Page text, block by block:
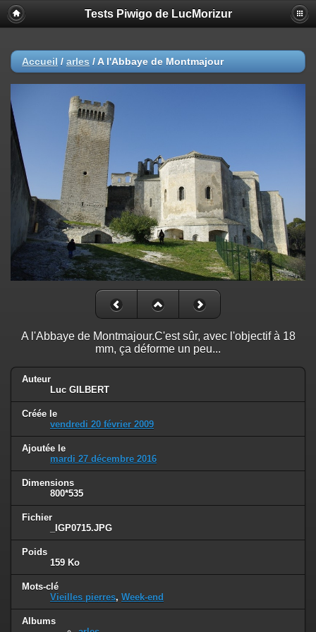
Tests Piwigo de LucMorizur
Accueil / arles / A l'Abbaye de Montmajour
A l'Abbaye de Montmajour.C'est sûr, avec l'objectif à 18
mm, ça déforme un peu...
Auteur
Luc GILBERT
Créée le
vendredi 20 février 2009
Ajoutée le
mardi 27 décembre 2016
Dimensions
800*535
Fichier
_IGP0715.JPG
Poids
159 Ko
Mots-clé
Vieilles pierres, Week-end
Albums